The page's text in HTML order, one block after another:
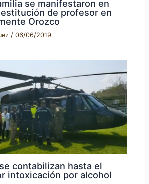
se manifestaron en
de profesor en
Orozco
/06/06/2019
contabilizan hasta el
intoxicación por alcohol